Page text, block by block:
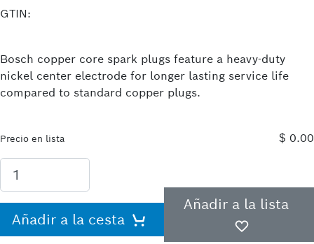
GTIN:
Bosch copper core spark plugs feature a heavy-duty
nickel center electrode for longer lasting service life
compared to standard copper plugs.
Precio en lista $ 0.00
Añadir a la cesta
Añadir a la lista